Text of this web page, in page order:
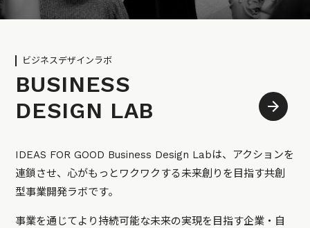
ビジネスデザインラボ
BUSINESS
DESIGN LAB
IDEAS FOR GOOD Business Design Labは、アクションを
連鎖させ、心がもっとワクワクする未来創りを目指す共創
型事業開発ラボです。
事業を通じてより持続可能な未来の実現を目指す企業・自